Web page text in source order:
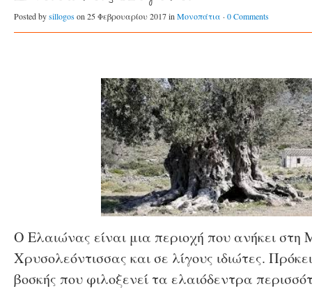
Posted bysillogoson 25 Φεβρουαρίου 2017 in Μονοπάτια · 0 Comments
Ο Ελαιώνας είναι μια περιοχή που ανήκει στη
Χρυσολεόντισσας και σε λίγους ιδιώτες.
βοσκής που φιλοξενεί τα ελαιόδεντρα